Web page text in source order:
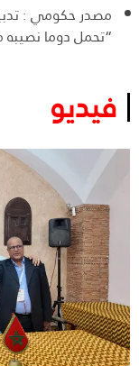
مصدر حكومي :
“تحمل دوما نصيبه
فيديو